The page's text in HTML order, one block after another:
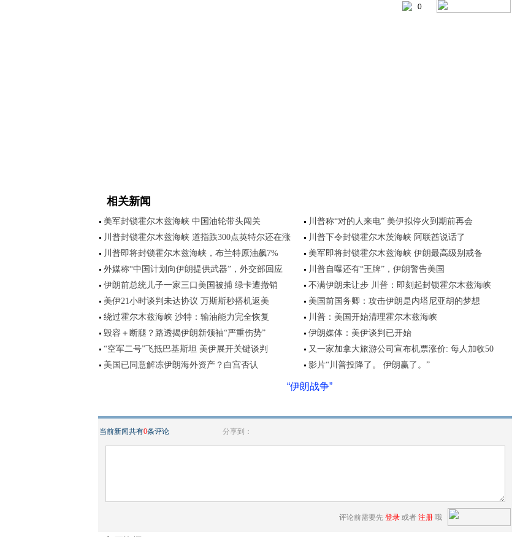
0
相关新闻
美军封锁霍尔木兹海峡 中国油轮带头闯关
川普称“对的人来电” 美伊拟停火到期前再会
川普封锁霍尔木兹海峡 道指跌300点英特尔还在涨
川普下令封锁霍尔木茨海峡 阿联酋说话了
川普即将封锁霍尔木兹海峡，布兰特原油飙7%
美军即将封锁霍尔木兹海峡 伊朗最高级别戒备
外媒称“中国计划向伊朗提供武器”，外交部回应
川普自曝还有“王牌”，伊朗警告美国
伊朗前总统儿子一家三口美国被捕 绿卡遭撤销
不满伊朗未让步 川普：即刻起封锁霍尔木兹海峡
美伊21小时谈判未达协议 万斯斯秒搭机返美
美国前国务卿：攻击伊朗是内塔尼亚胡的梦想
绕过霍尔木兹海峡 沙特：输油能力完全恢复
川普：美国开始清理霍尔木兹海峡
毁容＋断腿？路透揭伊朗新领袖“严重伤势”
伊朗媒体：美伊谈判已开始
“空军二号”飞抵巴基斯坦 美伊展开关键谈判
又一家加拿大旅游公司宣布机票涨价: 每人加收50
美国已同意解冻伊朗海外资产？白宫否认
影片“川普投降了。 伊朗赢了。”
“伊朗战争”
当前新闻共有0条评论 分享到：
评论前需要先 登录 或者 注册 哦